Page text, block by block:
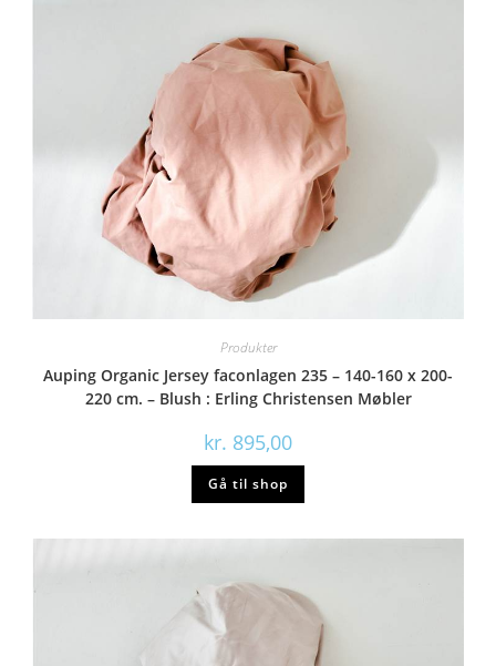
Produkter
Auping Organic Jersey faconlagen 235 – 140-160 x 200-
220 cm. – Blush : Erling Christensen Møbler
kr. 895,00
Gå til shop